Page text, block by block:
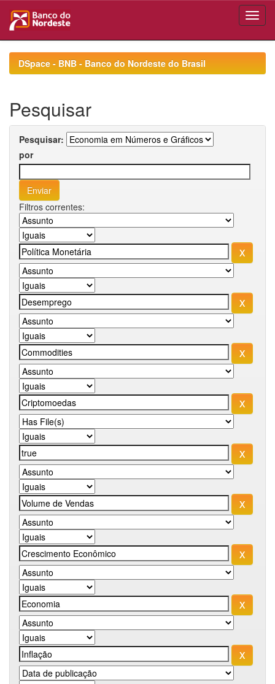
navigationDSpace - BNB - Banco do Nordeste do Brasil
Pesquisar
Pesquisar:
por
Filtros correntes: